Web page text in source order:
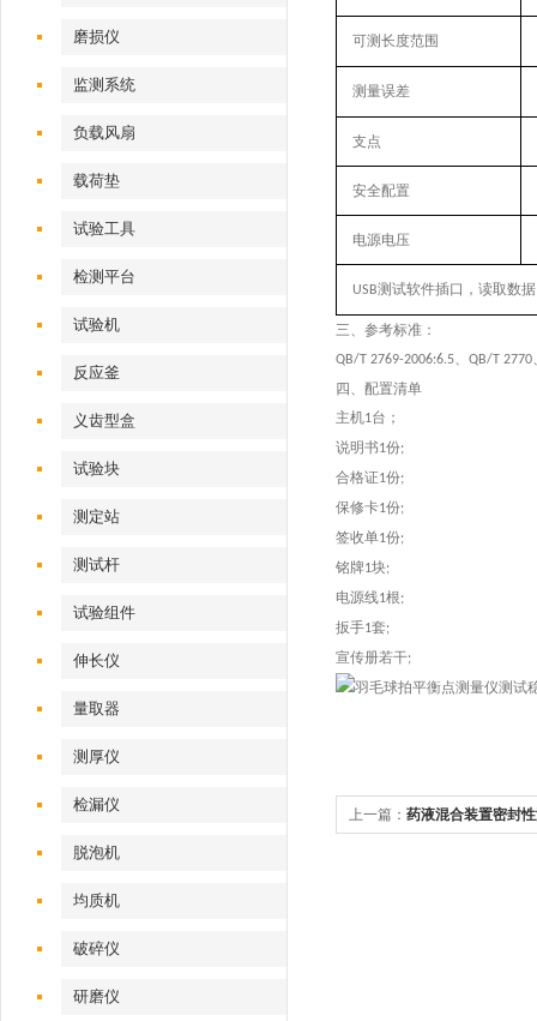
磨损仪
监测系统
负载风扇
载荷垫
试验工具
检测平台
试验机‌
反应釜
义齿型盒
试验块
测定站‌
测试杆
试验组件
伸长仪
量取器
测厚仪
检漏仪
脱泡机
均质机
破碎仪
研磨仪
可测长度范围
测量误差
支点
安全配置
电源电压
USB测试软件插口，读取数
三、 参考标准：
QB/T 2769-2006:6.5、 QB/T 2770
四、配置清单
主机1台；
说明书1份;
合格证1份;
保修卡1份;
签收单1份;
铭牌1块;
电源线1根;
扳手1套;
宣传册若干;
上一篇： 药液混合装置密封